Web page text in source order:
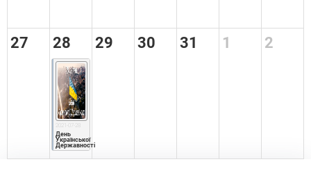
27 28
2021-07-28
День
Української
Державності
29 30 31 1 2